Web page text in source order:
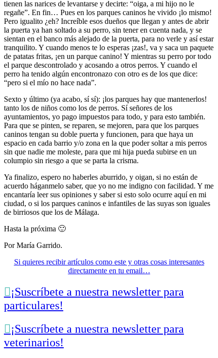
tienen las narices de levantarse y decirte: “oiga, a mi hijo no le
regañe”. En fin… Pues en los parques caninos he vivido ¡lo mismo!
Pero igualito ¿eh? Increíble esos dueños que llegan y antes de abrir
la puerta ya han soltado a su perro, sin tener en cuenta nada, y se
sientan en el banco más alejado de la puerta, para no verle y así estar
tranquilito. Y cuando menos te lo esperas ¡zas!, va y saca un paquete
de patatas fritas, ¡en un parque canino! Y mientras su perro por todo
el parque descontrolado y acosando a otros perros. Y cuando el
perro ha tenido algún encontronazo con otro es de los que dice:
“pero si el mío no hace nada”.
Sexto y último (ya acabo, sí sí): ¡los parques hay que mantenerlos!
tanto los de niños como los de perros. Sí señores de los
ayuntamientos, yo pago impuestos para todo, y para esto también.
Para que se pinten, se reparen, se mejoren, para que los parques
caninos tengan su doble puerta y funcionen, para que haya un
espacio en cada barrio y/o zona en la que poder soltar a mis perros
sin que nadie me moleste, para que mi hija pueda subirse en un
columpio sin riesgo a que se parta la crisma.
Ya finalizo, espero no haberles aburrido, y oigan, si no están de
acuerdo háganmelo saber, que yo no me indigno con facilidad. Y me
encantaría leer sus opiniones y saber si esto solo ocurre aquí en mi
ciudad, o si los parques caninos e infantiles de las suyas son iguales
de birriosos que los de Málaga.
Hasta la próxima 🙂
Por María Garrido.
Si quieres recibir artículos como este y otras cosas interesantes
directamente en tu email…
¡Suscríbete a nuestra newsletter para
particulares!
¡Suscríbete a nuestra newsletter para
veterinarios!